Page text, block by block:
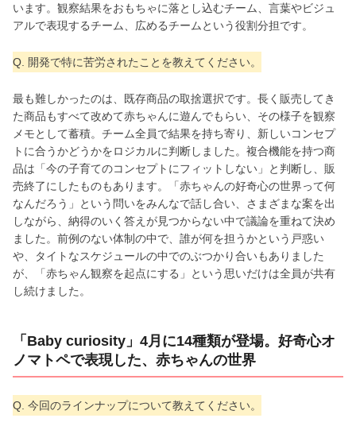
います。観察結果をおもちゃに落とし込むチーム、言葉やビジュ
アルで表現するチーム、広めるチームという役割分担です。
Q. 開発で特に苦労されたことを教えてください。
最も難しかったのは、既存商品の取捨選択です。長く販売してき
た商品もすべて改めて赤ちゃんに遊んでもらい、その様子を観察
メモとして蓄積。チーム全員で結果を持ち寄り、新しいコンセプ
トに合うかどうかをロジカルに判断しました。複合機能を持つ商
品は「今の子育てのコンセプトにフィットしない」と判断し、販
売終了にしたものもあります。「赤ちゃんの好奇心の世界って何
なんだろう」という問いをみんなで話し合い、さまざまな案を出
しながら、納得のいく答えが見つからない中で議論を重ねて決め
ました。前例のない体制の中で、誰が何を担うかという戸惑い
や、タイトなスケジュールの中でのぶつかり合いもありました
が、「赤ちゃん観察を起点にする」という思いだけは全員が共有
し続けました。
「Baby curiosity」4月に14種類が登場。好奇心オ
ノマトペで表現した、赤ちゃんの世界
Q. 今回のラインナップについて教えてください。